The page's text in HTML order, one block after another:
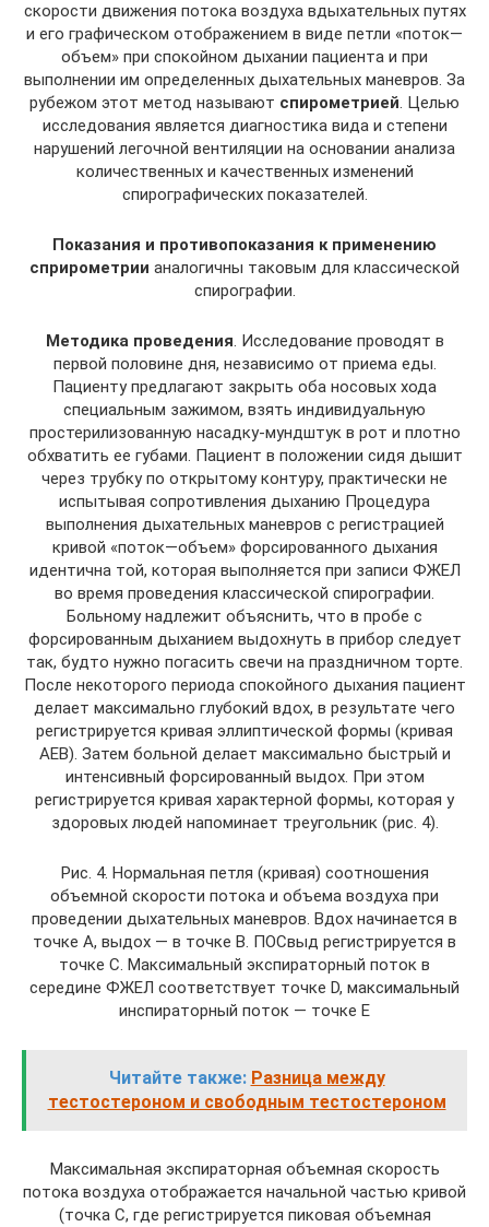
скорости движения потока воздуха вдыхательных путях
и его графическом отображением в виде петли «поток—
объем» при спокойном дыхании пациента и при
выполнении им определенных дыхательных маневров. За
рубежом этот метод называют спирометрией. Целью
исследования является диагностика вида и степени
нарушений легочной вентиляции на основании анализа
количественных и качественных изменений
спирографических показателей.
Показания и противопоказания к применению
сприрометрии аналогичны таковым для классической
спирографии.
Методика проведения. Исследование проводят в
первой половине дня, независимо от приема еды.
Пациенту предлагают закрыть оба носовых хода
специальным зажимом, взять индивидуальную
простерилизованную насадку-мундштук в рот и плотно
обхватить ее губами. Пациент в положении сидя дышит
через трубку по открытому контуру, практически не
испытывая сопротивления дыханию Процедура
выполнения дыхательных маневров с регистрацией
кривой «поток—объем» форсированного дыхания
идентична той, которая выполняется при записи ФЖЕЛ
во время проведения классической спирографии.
Больному надлежит объяснить, что в пробе с
форсированным дыханием выдохнуть в прибор следует
так, будто нужно погасить свечи на праздничном торте.
После некоторого периода спокойного дыхания пациент
делает максимально глубокий вдох, в результате чего
регистрируется кривая эллиптической формы (кривая
АЕВ). Затем больной делает максимально быстрый и
интенсивный форсированный выдох. При этом
регистрируется кривая характерной формы, которая у
здоровых людей напоминает треугольник (рис. 4).
Рис. 4. Нормальная петля (кривая) соотношения
объемной скорости потока и объема воздуха при
проведении дыхательных маневров. Вдох начинается в
точке А, выдох — в точке В. ПОСвыд регистрируется в
точке С. Максимальный экспираторный поток в
середине ФЖЕЛ соответствует точке D, максимальный
инспираторный поток — точке Е
Читайте также: Разница между
тестостероном и свободным тестостероном
Максимальная экспираторная объемная скорость
потока воздуха отображается начальной частью кривой
(точка С, где регистрируется пиковая объемная